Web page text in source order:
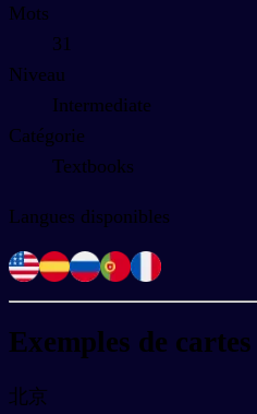
Mots
31
Niveau
Intermediate
Catégorie
Textbooks
Langues disponibles
Exemples de cartes
北京